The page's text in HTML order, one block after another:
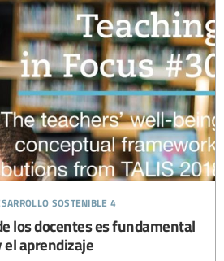
sostenible 4
los docentes es fundamental
el aprendizaje